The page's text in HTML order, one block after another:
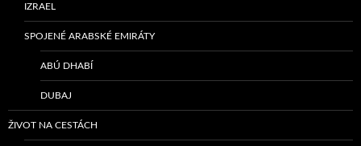
IZRAEL
SPOJENÉ ARABSKÉ EMIRÁTY
ABÚ DHABÍ
DUBAJ
ŽIVOT NA CESTÁCH